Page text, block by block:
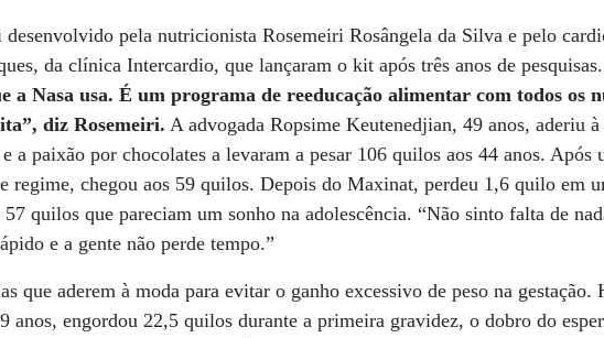
pela nutricionista Rosemeiri Rosângela da Silva e pelo
da clínica Intercardio, que lançaram o kit após três anos de pesquisas.
a Nasa usa. É um programa de reeducação alimentar com todos os
diz Rosemeiri. A advogada Ropsime Keutenedjian, 49 anos, aderiu
e a paixão por chocolates a levaram a pesar 106 quilos aos 44 anos. Após
regime, chegou aos 59 quilos. Depois do Maxinat, perdeu 1,6 quilo em
57 quilos que pareciam um sonho na adolescência. “Não sinto falta de
e a gente não perde tempo.”
que aderem à moda para evitar o ganho excessivo de peso na gestação.
anos, engordou 22,5 quilos durante a primeira gravidez, o dobro do